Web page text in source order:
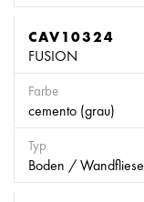
CAV10324
FUSION
Farbe
cemento (grau)
Typ
Boden / Wandfliese